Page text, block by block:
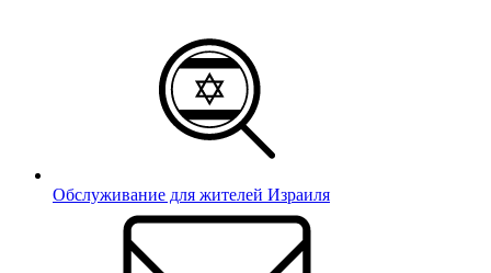
Обслуживание для жителей Израиля